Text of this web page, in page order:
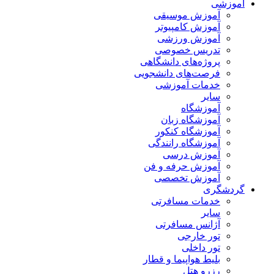
آموزشی
آموزش موسیقی
آموزش کامپیوتر
آموزش ورزشی
تدریس خصوصی
پروژه‌های دانشگاهی
فرصت‌های دانشجویی
خدمات آموزشی
سایر
آموزشگاه
آموزشگاه زبان
آموزشگاه کنکور
آموزشگاه رانندگی
آموزش درسی
آموزش حرفه و فن
آموزش تخصصی
گردشگری
خدمات مسافرتی
سایر
آژانس مسافرتی
تور خارجی
تور داخلی
بلیط هواپیما و قطار
رزرو هتل